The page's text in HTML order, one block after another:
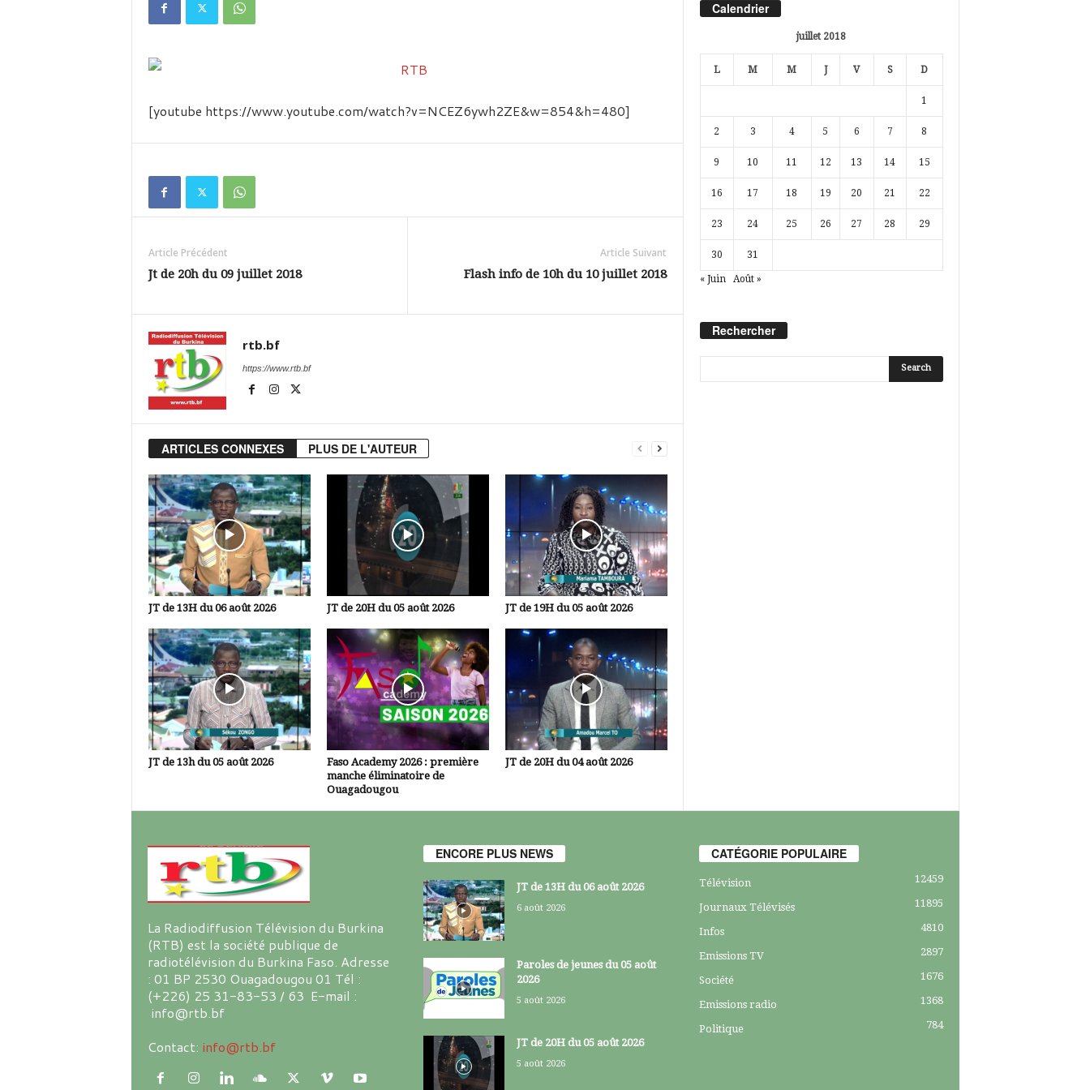
i
[youtube https://www.youtube.com/watch?v=NCEZ6ywh2ZE&w=854&h=480]
Article Précédent
Jt de 20h du 09 juillet 2018
Article Suivant
Flash info de 10h du 10 juillet 2018
rtb.bf
https://www.rtb.bf
ARTICLES CONNEXES PLUS DE L'AUTEUR
JT de 13H du 06 août 2026 JT de 20H du 05 août 2026 JT de 19H du 05 août 2026
JT de 13h du 05 août 2026
Faso Academy 2026 : première
manche éliminatoire de
Ouagadougou
JT de 20H du 04 août 2026
Calendrier
juillet 2018
L M M J V S D
1
2 3 4 5 6 7 8
9 10 11 12 13 14 15
16 17 18 19 20 21 22
23 24 25 26 27 28 29
30 31
« Juin Août »
Rechercher
La Radiodiffusion Télévision du Burkina
(RTB) est la société publique de
radiotélévision du Burkina Faso. Adresse
: 01 BP 2530 Ouagadougou 01 Tél :
(+226) 25 31-83-53 / 63 E-mail :
info@rtb.bf
Contact: info@rtb.bf
ENCORE PLUS NEWS
JT de 13H du 06 août 2026
6 août 2026
Paroles de jeunes du 05 août
2026
5 août 2026
JT de 20H du 05 août 2026
5 août 2026
CATÉGORIE POPULAIRE
Télévision 12459
Journaux Télévisés 11895
Infos 4810
Emissions TV 2897
Société 1676
Emissions radio 1368
Politique 784